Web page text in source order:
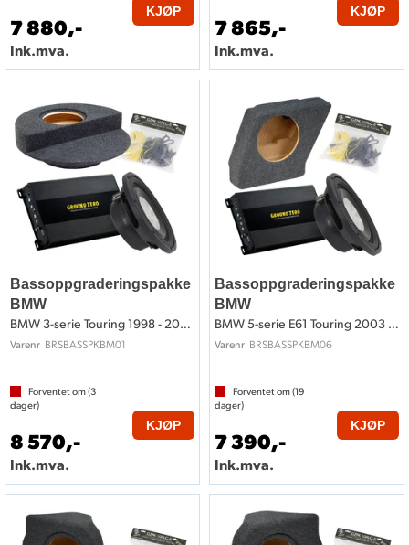
7 880,-
Ink.mva.
KJØP
7 865,-
Ink.mva.
KJØP
Bassoppgraderingspakke
BMW
BMW 3-serie Touring 1998 - 2005
Varenr BRSBASSPKBM01
Forventet om (3
dager)
8 570,-
Ink.mva.
KJØP
Bassoppgraderingspakke
BMW
BMW 5-serie E61 Touring 2003 - 2010
Varenr BRSBASSPKBM06
Forventet om (19
dager)
7 390,-
Ink.mva.
KJØP